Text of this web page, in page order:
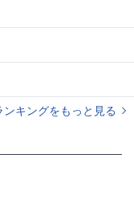
キングをもっと見る